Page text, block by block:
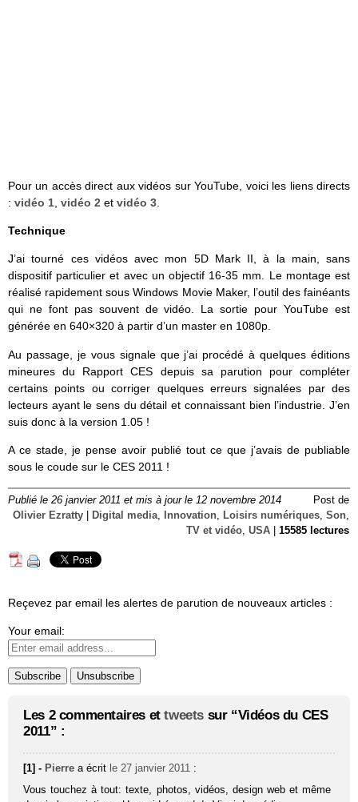
Pour un accès direct aux vidéos sur YouTube, voici les liens directs
: vidéo 1, vidéo 2 et vidéo 3.
Technique
J’ai tourné ces vidéos avec mon 5D Mark II, à la main, sans
dispositif particulier et avec un objectif 16-35 mm. Le montage est
réalisé rapidement sous Windows Movie Maker, l’outil des fainéants
qui ne font pas souvent de vidéo. La sortie pour YouTube est
générée en 640×320 à partir d’un master en 1080p.
Au passage, je vous signale que j’ai procédé à quelques éditions
mineures du Rapport CES depuis sa parution pour compléter
certains points ou corriger quelques erreurs signalées par des
lecteurs ayant le sens du détail et connaissant bien l’industrie. J’en
suis donc à la version 1.05 !
A ce stade, je pense avoir publié tout ce que j’avais de publiable
sous le coude sur le CES 2011 !
Publié le 26 janvier 2011 et mis à jour le 12 novembre 2014
Post de
Olivier Ezratty
Digital media Innovation Loisirs numériques Son
TV et vidéo USA 15585 lectures
Reçevez par email les alertes de parution de nouveaux articles :
Your email:
Les 2 commentaires ettweets sur “Vidéos du CES
2011” :
[1] - Pierre a écrit le 27 janvier 2011 :
Vous touchez à tout: texte, photos, vidéos, design web et même